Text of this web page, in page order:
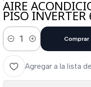
AIRE
PISO
Cantidad
Comprar
Agregar a la lista